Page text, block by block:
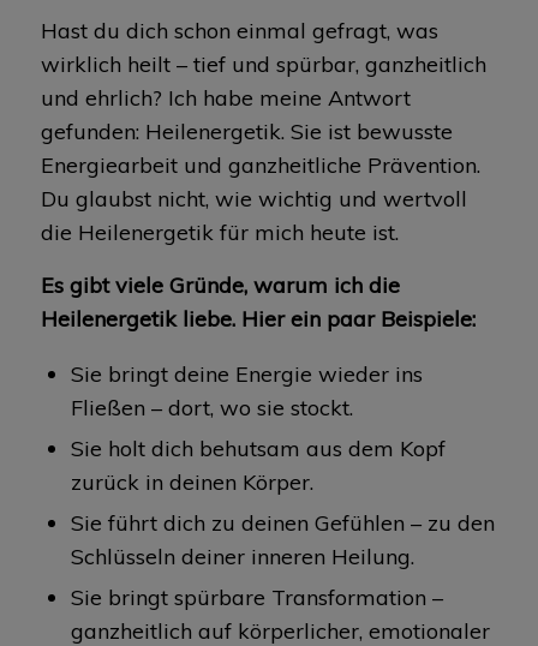
Hast du dich schon einmal gefragt, was
wirklich heilt – tief und spürbar, ganzheitlich
und ehrlich? Ich habe meine Antwort
gefunden: Heilenergetik. Sie ist bewusste
Energiearbeit und ganzheitliche Prävention.
Du glaubst nicht, wie wichtig und wertvoll
die Heilenergetik für mich heute ist.
Es gibt viele Gründe, warum ich die
Heilenergetik liebe. Hier ein paar Beispiele:
Sie bringt deine Energie wieder ins
Fließen – dort, wo sie stockt.
Sie holt dich behutsam aus dem Kopf
zurück in deinen Körper.
Sie führt dich zu deinen Gefühlen – zu den
Schlüsseln deiner inneren Heilung.
Sie bringt spürbare Transformation –
ganzheitlich auf körperlicher, emotionaler